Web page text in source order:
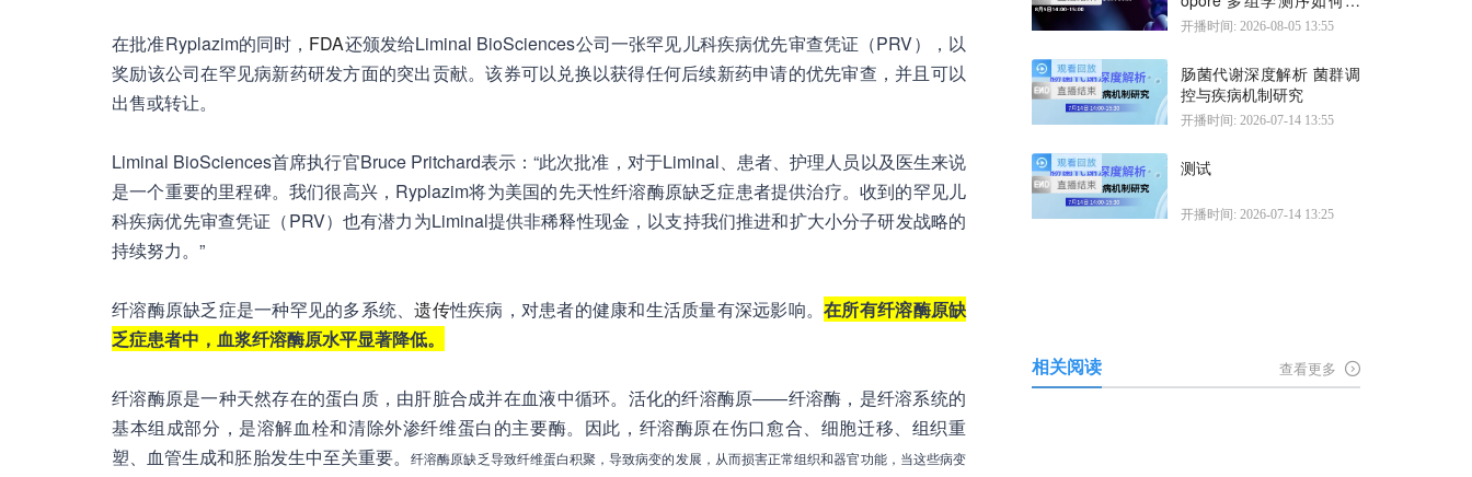
在批准Ryplazim的同时， FDA还颁发给Liminal BioSciences公司一张罕见儿科疾病优先审查凭证（PRV），以
奖励该公司在罕见病新药研发方面的突出贡献。该券可以兑换以获得任何后续新药申请的优先审查，并且可以
出售或转让。
Liminal BioSciences首席执行官Bruce Pritchard表示：“此次批准，对于Liminal、患者、护理人员以及医生来说
是一个重要的里程碑。我们很高兴，Ryplazim将为美国的先天性纤溶酶原缺乏症患者提供治疗。收到的罕见儿
科疾病优先审查凭证（PRV）也有潜力为Liminal提供非稀释性现金，以支持我们推进和扩大小分子研发战略的
持续努力。”
纤溶酶原缺乏症是一种罕见的多系统、遗传性疾病，对患者的健康和生活质量有深远影响。在所有纤溶酶原缺
乏症患者中，血浆纤溶酶原水平显著降低。
纤溶酶原是一种天然存在的蛋白质，由肝脏合成并在血液中循环。活化的纤溶酶原——纤溶酶，是纤溶系统的
基本组成部分，是溶解血栓和清除外渗纤维蛋白的主要酶。因此，纤溶酶原在伤口愈合、细胞迁移、组织重
塑、血管生成和胚胎发生中至关重要。纤溶酶原缺乏导致纤维蛋白积聚，导致病变的发展，从而损害正常组织和器官功能，当这些病变
示疾病机制
开播时间: 2026-08-05 13:55
肠菌代谢深度解析 菌群调
控与疾病机制研究
开播时间: 2026-07-14 13:55
测试
开播时间: 2026-07-14 13:25
相关阅读 查看更多